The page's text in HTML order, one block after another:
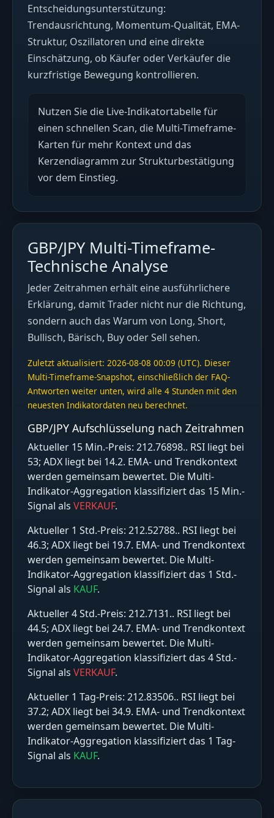
Entscheidungsunterstützung:
Trendausrichtung, Momentum-Qualität, EMA-
Struktur, Oszillatoren und eine direkte
Einschätzung, ob Käufer oder Verkäufer die
kurzfristige Bewegung kontrollieren.
Nutzen Sie die Live-Indikatortabelle für
einen schnellen Scan, die Multi-Timeframe-
Karten für mehr Kontext und das
Kerzendiagramm zur Strukturbestätigung
vor dem Einstieg.
GBP/JPY Multi-Timeframe-
Technische Analyse
Jeder Zeitrahmen erhält eine ausführlichere
Erklärung, damit Trader nicht nur die Richtung,
sondern auch das Warum von Long, Short,
Bullisch, Bärisch, Buy oder Sell sehen.
Zuletzt aktualisiert: 2026-08-08 00:09 (UTC). Dieser
Multi-Timeframe-Snapshot, einschließlich der FAQ-
Antworten weiter unten, wird alle 4 Stunden mit den
neuesten Indikatordaten neu berechnet.
GBP/JPY Aufschlüsselung nach Zeitrahmen
Aktueller 15 Min.-Preis: 212.76898.. RSI liegt bei
53; ADX liegt bei 14.2. EMA- und Trendkontext
werden gemeinsam bewertet. Die Multi-
Indikator-Aggregation klassifiziert das 15 Min.-
Signal als VERKAUF.
Aktueller 1 Std.-Preis: 212.52788.. RSI liegt bei
46.3; ADX liegt bei 19.7. EMA- und Trendkontext
werden gemeinsam bewertet. Die Multi-
Indikator-Aggregation klassifiziert das 1 Std.-
Signal als KAUF.
Aktueller 4 Std.-Preis: 212.7131.. RSI liegt bei
44.5; ADX liegt bei 24.7. EMA- und Trendkontext
werden gemeinsam bewertet. Die Multi-
Indikator-Aggregation klassifiziert das 4 Std.-
Signal als VERKAUF.
Aktueller 1 Tag-Preis: 212.83506.. RSI liegt bei
37.2; ADX liegt bei 34.9. EMA- und Trendkontext
werden gemeinsam bewertet. Die Multi-
Indikator-Aggregation klassifiziert das 1 Tag-
Signal als KAUF.